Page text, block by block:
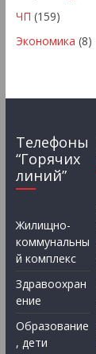
ЧП (159)
Экономика (8)
Телефоны
“Горячих
линий”
Жилищно-
коммунальны
й комплекс
Здравоохран
ение
Образование
, дети